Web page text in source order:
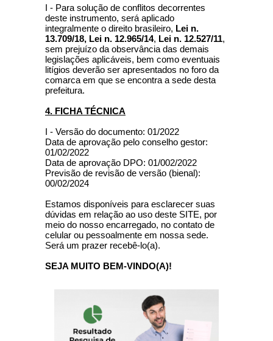
I - Para solução de conflitos decorrentes
deste instrumento, será aplicado
integralmente o direito brasileiro, Lei n.
13.709/18, Lei n. 12.965/14, Lei n. 12.527/11,
sem prejuízo da observância das demais
legislações aplicáveis, bem como eventuais
litígios deverão ser apresentados no foro da
comarca em que se encontra a sede desta
prefeitura.
4. FICHA TÉCNICA
I - Versão do documento: 01/2022
Data de aprovação pelo conselho gestor:
01/02/2022
Data de aprovação DPO: 01/002/2022
Previsão de revisão de versão (bienal):
00/02/2024
Estamos disponíveis para esclarecer suas
dúvidas em relação ao uso deste SITE, por
meio do nosso encarregado, no contato de
celular ou pessoalmente em nossa sede.
Será um prazer recebê-lo(a).
SEJA MUITO BEM-VINDO(A)!